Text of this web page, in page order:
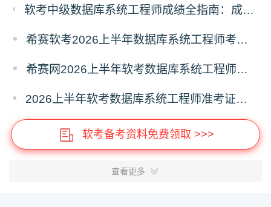
软考中级数据库系统工程师成绩全指南：成绩查询时间、入口、流程、合格标准、成绩复查
希赛软考2026上半年数据库系统工程师考前20问
希赛网2026上半年软考数据库系统工程师考前几页纸
2026上半年软考数据库系统工程师准考证打印时间5月18日起
软考备考资料免费领取 >>>
查看更多